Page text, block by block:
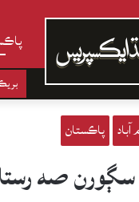
پاڪستان
سڳورن صه